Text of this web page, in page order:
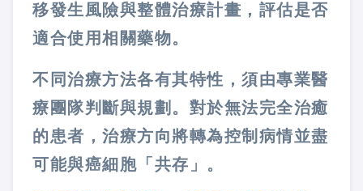
移發生風險與整體治療計畫，評估是否
適合使用相關藥物。
不同治療方法各有其特性，須由專業醫
療團隊判斷與規劃。對於無法完全治癒
的患者，治療方向將轉為控制病情並盡
可能與癌細胞「共存」。